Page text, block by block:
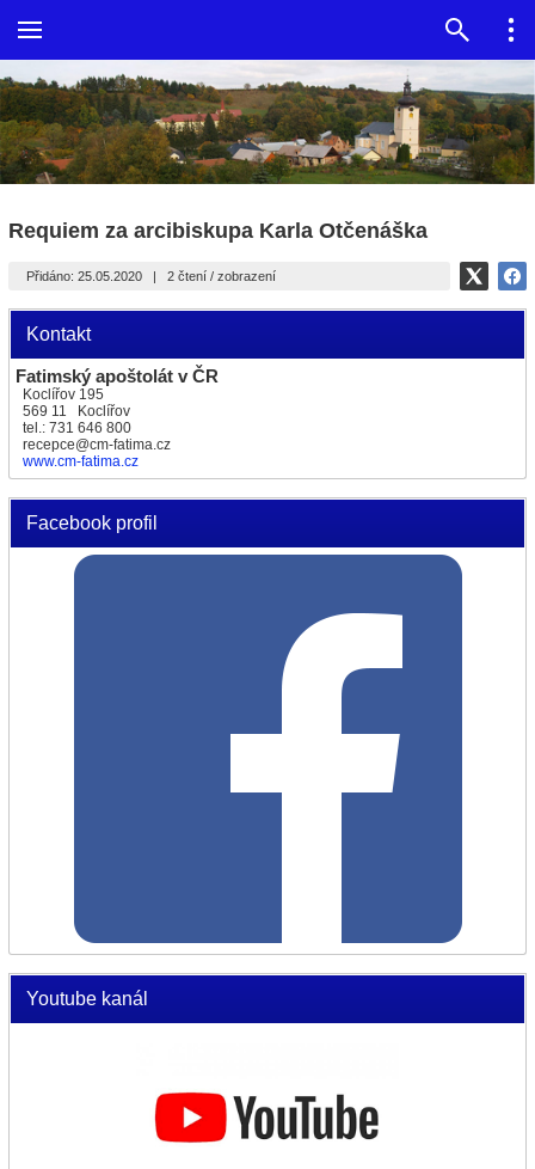
Kontakt
Fatimský apoštolát v ČR
Koclířov 195
569 11 Koclířov
tel.: 731 646 800
recepce@cm-fatima.cz
www.cm-fatima.cz
Facebook profil
Youtube kanál
Requiem za arcibiskupa Karla Otčenáška
Přidáno: 25.05.2020 | 2 čtení / zobrazení